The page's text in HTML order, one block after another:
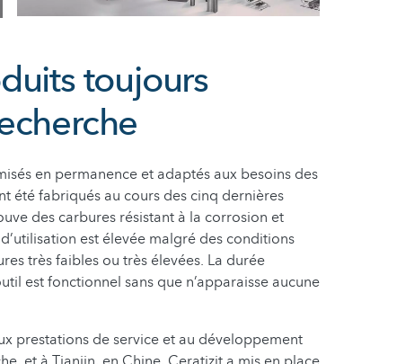
toujours
en permanence et adaptés aux besoins des
été fabriqués au cours des cinq dernières
des carbures résistant à la corrosion et
est élevée malgré des conditions
très faibles ou très élevées. La durée
est fonctionnel sans que n’apparaisse aucune
prestations de service et au développement